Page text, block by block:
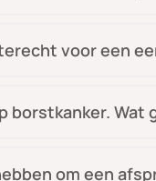
voor een
borstkanker.
om een